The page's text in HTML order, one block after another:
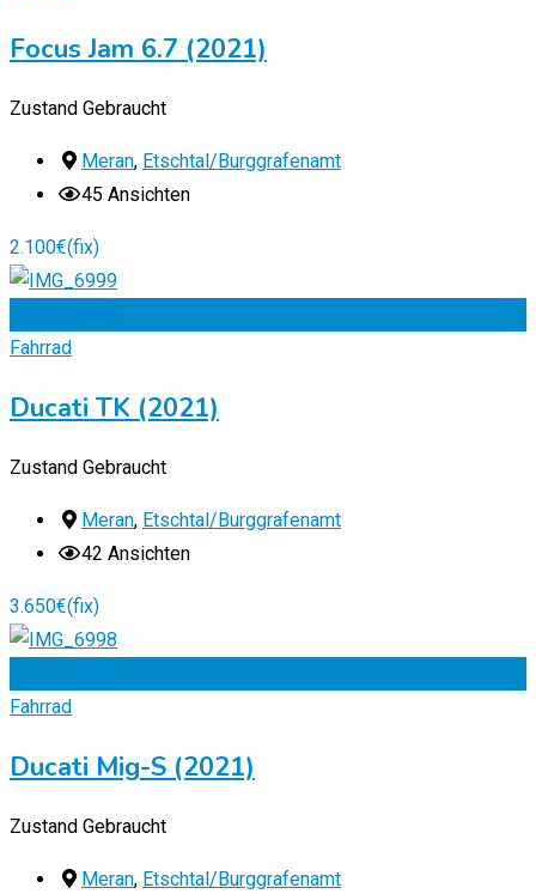
Focus Jam 6.7 (2021)
Zustand Gebraucht
Meran, Etschtal/Burggrafenamt
45 Ansichten
2.100€(fix)
Fahrrad
Ducati TK (2021)
Zustand Gebraucht
Meran, Etschtal/Burggrafenamt
42 Ansichten
3.650€(fix)
Fahrrad
Ducati Mig-S (2021)
Zustand Gebraucht
Meran, Etschtal/Burggrafenamt